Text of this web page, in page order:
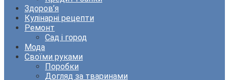
Здоров’я
Кулінарні рецепти
Ремонт
Сад і город
Мода
Своїми руками
Поробки
Догляд за тваринами